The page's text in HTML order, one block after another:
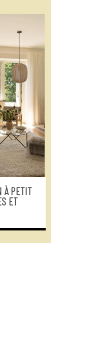
PETIT
ET